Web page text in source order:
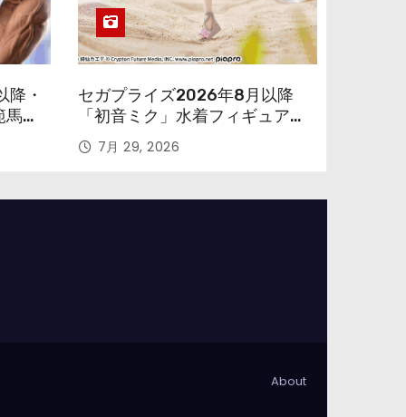
・
勇
セガプライズ2026年8月以降
「初音ミク」水着フィギュアが
色味を変えて再登場！
7月 29, 2026
About